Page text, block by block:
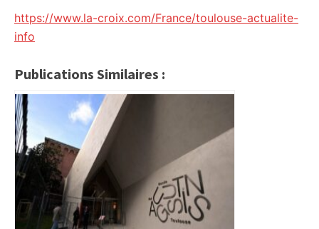
https://www.la-croix.com/France/toulouse-actualite-
info
Publications Similaires :